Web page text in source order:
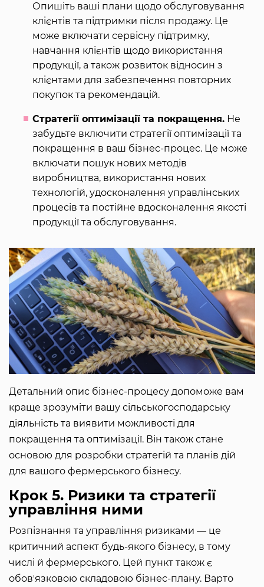
Опишіть ваші плани щодо обслуговування
клієнтів та підтримки після продажу. Це
може включати сервісну підтримку,
навчання клієнтів щодо використання
продукції, а також розвиток відносин з
клієнтами для забезпечення повторних
покупок та рекомендацій.
Стратегії оптимізації та покращення. Не
забудьте включити стратегії оптимізації та
покращення в ваш бізнес-процес. Це може
включати пошук нових методів
виробництва, використання нових
технологій, удосконалення управлінських
процесів та постійне вдосконалення якості
продукції та обслуговування.
Детальний опис бізнес-процесу допоможе вам
краще зрозуміти вашу сільськогосподарську
діяльність та виявити можливості для
покращення та оптимізації. Він також стане
основою для розробки стратегій та планів дій
для вашого фермерського бізнесу.
Крок 5. Ризики та стратегії
управління ними
Розпізнання та управління ризиками — це
критичний аспект будь-якого бізнесу, в тому
числі й фермерського. Цей пункт також є
обовʼязковою складовою бізнес-плану. Варто